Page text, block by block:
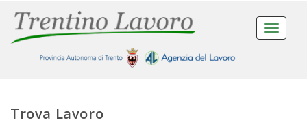
Toggle
Trova Lavoro